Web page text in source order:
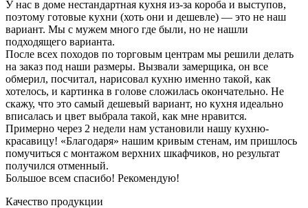
У нас в доме нестандартная кухня из-за короба и выступов,
поэтому готовые кухни (хоть они и дешевле) — это не наш
вариант. Мы с мужем много где были, но не нашли
подходящего варианта.
После всех походов по торговым центрам мы решили делать
на заказ под наши размеры. Вызвали замерщика, он все
обмерил, посчитал, нарисовал кухню именно такой, как
хотелось, и картинка в голове сложилась окончательно. Не
скажу, что это самый дешевый вариант, но кухня идеально
вписалась и цвет выбрала такой, как мне нравится.
Примерно через 2 недели нам установили нашу кухню-
красавицу! «Благодаря» нашим кривым стенам, им пришлось
помучиться с монтажом верхних шкафчиков, но результат
получился отменный.
Большое всем спасибо! Рекомендую!
Качество продукции